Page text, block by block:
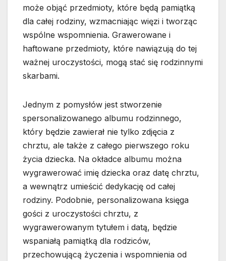
może objąć przedmioty, które będą pamiątką
dla całej rodziny, wzmacniając więzi i tworząc
wspólne wspomnienia. Grawerowane i
haftowane przedmioty, które nawiązują do tej
ważnej uroczystości, mogą stać się rodzinnymi
skarbami.
Jednym z pomysłów jest stworzenie
spersonalizowanego albumu rodzinnego,
który będzie zawierał nie tylko zdjęcia z
chrztu, ale także z całego pierwszego roku
życia dziecka. Na okładce albumu można
wygrawerować imię dziecka oraz datę chrztu,
a wewnątrz umieścić dedykację od całej
rodziny. Podobnie, personalizowana księga
gości z uroczystości chrztu, z
wygrawerowanym tytułem i datą, będzie
wspaniałą pamiątką dla rodziców,
przechowującą życzenia i wspomnienia od